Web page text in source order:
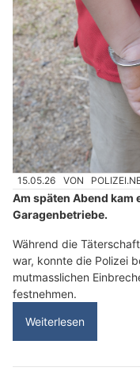
15.05.26 VON
Am späten Abend kam
Garagenbetriebe.
Während die
war, konnte die Polizei
mutmasslichen
festnehmen.
Weiterlesen